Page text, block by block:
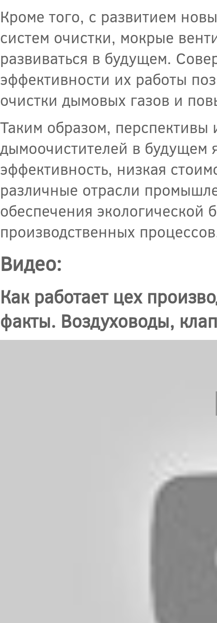
Кроме того, с развитием
систем очистки, мокрые
развиваться в будущем.
эффективности их работы
очистки дымовых газов и
Таким образом,
дымоочистителей в
эффективность, низкая
различные отрасли
обеспечения экологической
производственных
Видео:
Как работает цех
факты. Воздуховоды,